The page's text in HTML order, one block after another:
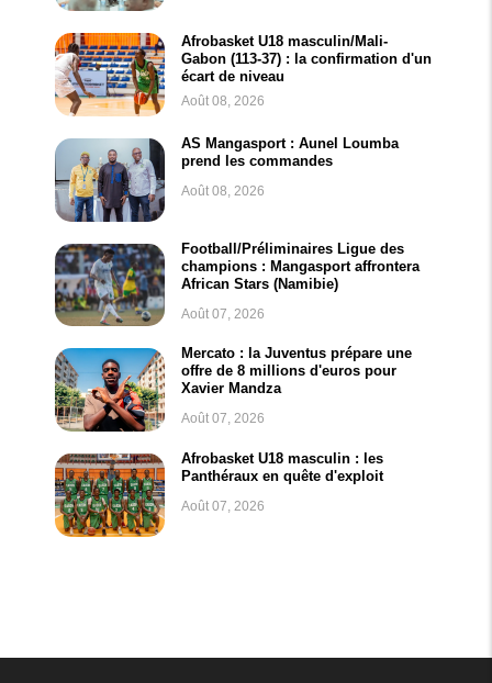
Afrobasket U18 masculin/Mali-
Gabon (113-37) : la confirmation d'un
écart de niveau
Août 08, 2026
AS Mangasport : Aunel Loumba
prend les commandes
Août 08, 2026
Football/Préliminaires Ligue des
champions : Mangasport affrontera
African Stars (Namibie)
Août 07, 2026
Mercato : la Juventus prépare une
offre de 8 millions d'euros pour
Xavier Mandza
Août 07, 2026
Afrobasket U18 masculin : les
Panthéraux en quête d'exploit
Août 07, 2026